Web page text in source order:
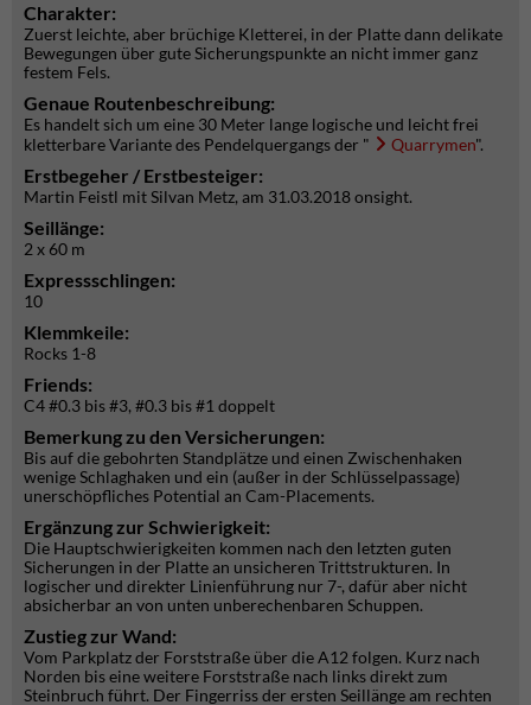
Charakter:
Zuerst leichte, aber brüchige Kletterei, in der Platte dann delikate
Bewegungen über gute Sicherungspunkte an nicht immer ganz
festem Fels.
Genaue Routenbeschreibung:
Es handelt sich um eine 30 Meter lange logische und leicht frei
kletterbare Variante des Pendelquergangs der "
Quarrymen".
Erstbegeher / Erstbesteiger:
Martin Feistl mit Silvan Metz, am 31.03.2018 onsight.
Seillänge:
2 x 60 m
Expressschlingen:
10
Klemmkeile:
Rocks 1-8
Friends:
C4 #0.3 bis #3, #0.3 bis #1 doppelt
Bemerkung zu den Versicherungen:
Bis auf die gebohrten Standplätze und einen Zwischenhaken
wenige Schlaghaken und ein (außer in der Schlüsselpassage)
unerschöpfliches Potential an Cam-Placements.
Ergänzung zur Schwierigkeit:
Die Hauptschwierigkeiten kommen nach den letzten guten
Sicherungen in der Platte an unsicheren Trittstrukturen. In
logischer und direkter Linienführung nur 7-, dafür aber nicht
absicherbar an von unten unberechenbaren Schuppen.
Zustieg zur Wand:
Vom Parkplatz der Forststraße über die A12 folgen. Kurz nach
Norden bis eine weitere Forststraße nach links direkt zum
Steinbruch führt. Der Fingerriss der ersten Seillänge am rechten